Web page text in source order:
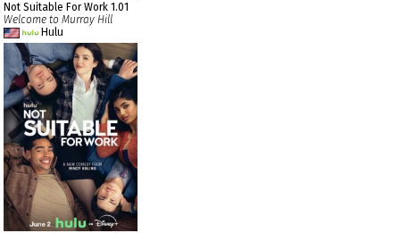
Not Suitable For Work 1.01
Welcome to Murray Hill
Hulu